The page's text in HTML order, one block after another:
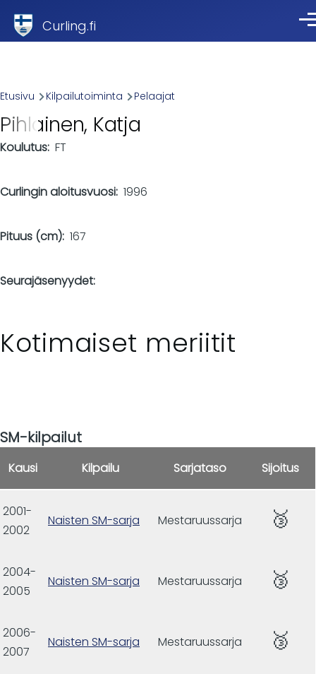
Curling.fi
Breadcrumb
Etusivu Kilpailutoiminta Pelaajat
Pihlainen, Katja
Koulutus FT
Curlingin aloitusvuosi 1996
Pituus (cm) 167
Seurajäsenyydet
Kotimaiset meriitit
SM-kilpailut
Kausi Kilpailu Sarjataso Sijoitus
2001-
2002
Naisten SM-sarja Mestaruussarja 🥉
2004-
2005
Naisten SM-sarja Mestaruussarja 🥉
2006-
2007
Naisten SM-sarja Mestaruussarja 🥉